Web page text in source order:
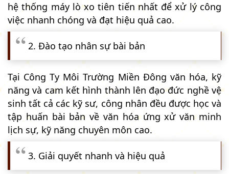
hệ thống máy lò xo tiên tiến nhất để xử lý công
việc nhanh chóng và đạt hiệu quả cao.
2. Đào tạo nhân sự bài bản
Tại Công Ty Môi Trường Miền Đông văn hóa, kỹ
năng và cam kết hình thành lên đạo đức nghề vệ
sinh tất cả các kỹ sư, công nhân đều được học và
tập huấn bài bản về văn hóa ứng xử văn minh
lịch sự, kỹ năng chuyên môn cao.
3. Giải quyết nhanh và hiệu quả